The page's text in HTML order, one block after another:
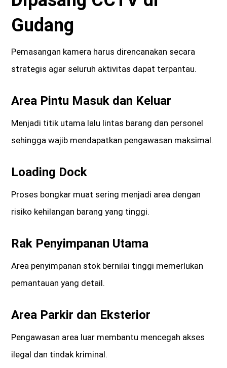
Gudang
Pemasangan kamera harus direncanakan secara
strategis agar seluruh aktivitas dapat terpantau.
Area Pintu Masuk dan Keluar
Menjadi titik utama lalu lintas barang dan personel
sehingga wajib mendapatkan pengawasan maksimal.
Loading Dock
Proses bongkar muat sering menjadi area dengan
risiko kehilangan barang yang tinggi.
Rak Penyimpanan Utama
Area penyimpanan stok bernilai tinggi memerlukan
pemantauan yang detail.
Area Parkir dan Eksterior
Pengawasan area luar membantu mencegah akses
ilegal dan tindak kriminal.